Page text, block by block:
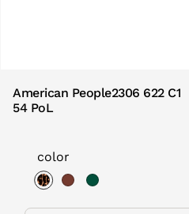
American People2306 622 C1
54 PoL
color